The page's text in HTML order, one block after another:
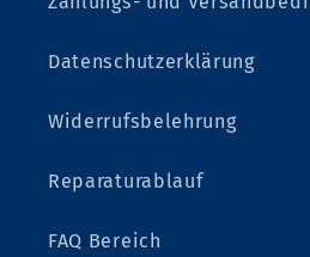
Datenschutzerklärung
Widerrufsbelehrung
Reparaturablauf
FAQ Bereich